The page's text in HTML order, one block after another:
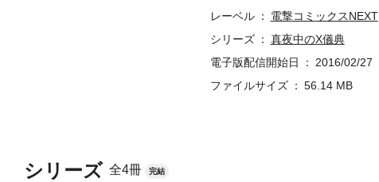
シリーズ 全4冊 完結
レーベル
電撃コミックスNEXT
シリーズ
真夜中のX儀典
電子版配信開始日
2016/02/27
ファイルサイズ
56.14 MB